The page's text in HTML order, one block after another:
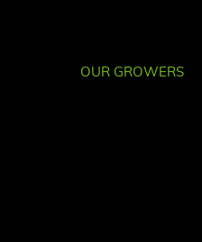
OUR GROWERS